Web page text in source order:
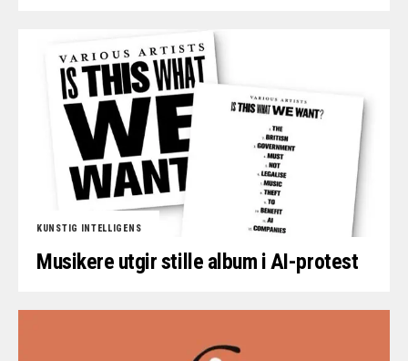
KUNSTIG INTELLIGENS
Musikere utgir stille album i AI-protest